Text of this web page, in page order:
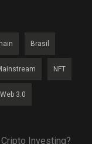
Brasil
NFT
Web 3.0
Investing?